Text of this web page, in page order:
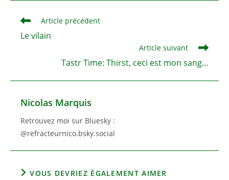
Read
articles
Article précédent
Le vilain
Article suivant
Tastr Time: Thirst, ceci est mon sang…
Nicolas Marquis
Retrouvez moi sur Bluesky :
@refracteurnico.bsky.social
VOUS DEVRIEZ ÉGALEMENT AIMER